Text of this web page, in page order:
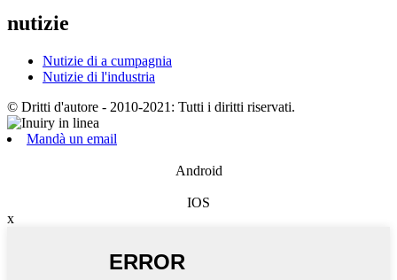
nutizie
Nutizie di a cumpagnia
Nutizie di l'industria
© Dritti d'autore - 2010-2021: Tutti i diritti riservati.
Mandà un email
Android
IOS
x